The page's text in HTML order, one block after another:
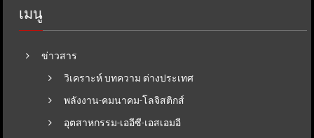
เมนู
ข่าวสาร
วิเคราะห์ บทความ ต่างประเทศ
พลังงาน-คมนาคม-โลจิสติกส์
อุตสาหกรรม-เออีซี-เอสเอมอี